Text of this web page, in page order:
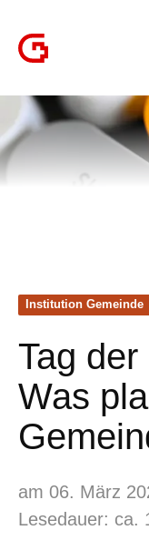
Institution Gemeinde
Tag
Was
am 06. März
Lesedauer: ca.